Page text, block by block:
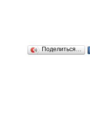
Поделиться…